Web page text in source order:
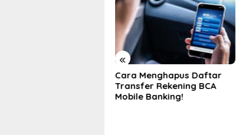
«
Sering Bayar Pakai Digital
Wallet? Ini 5 Tips Aman
saat Bertransaksi